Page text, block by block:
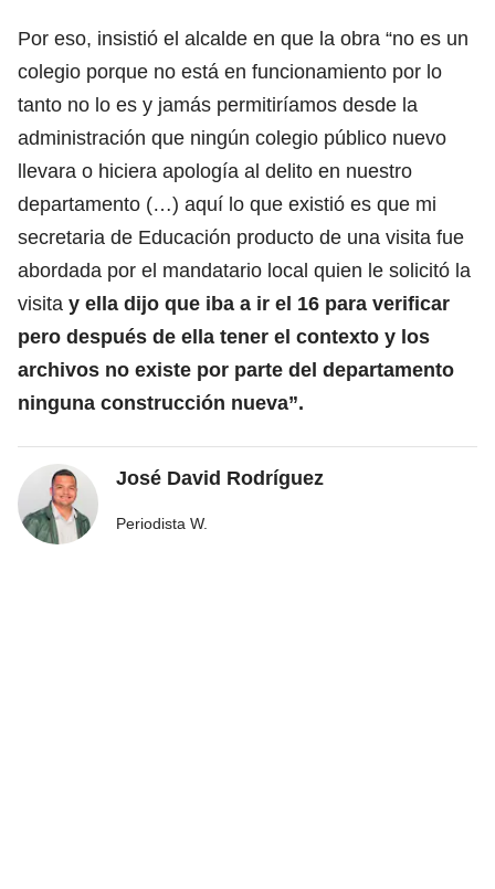
Por eso, insistió el alcalde en que la obra “no es un
colegio porque no está en funcionamiento por lo
tanto no lo es y jamás permitiríamos desde la
administración que ningún colegio público nuevo
llevara o hiciera apología al delito en nuestro
departamento (…) aquí lo que existió es que mi
secretaria de Educación producto de una visita fue
abordada por el mandatario local quien le solicitó la
visita y ella dijo que iba a ir el 16 para verificar
pero después de ella tener el contexto y los
archivos no existe por parte del departamento
ninguna construcción nueva”.
José David Rodríguez
Periodista W.